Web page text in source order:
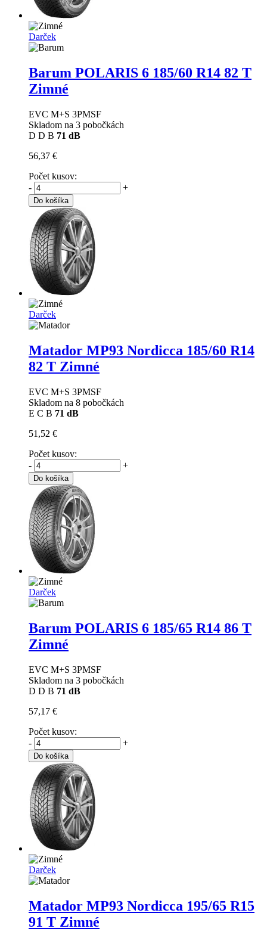
Darček
Barum POLARIS 6 185/60 R14 82 T
Zimné
EVC M+S 3PMSF
Skladom na 3 pobočkách
D D B 71 dB
56,37 €
Počet kusov:
-
+
Do košíka
Darček
Matador MP93 Nordicca 185/60 R14
82 T Zimné
EVC M+S 3PMSF
Skladom na 8 pobočkách
E C B 71 dB
51,52 €
Počet kusov:
-
+
Do košíka
Darček
Barum POLARIS 6 185/65 R14 86 T
Zimné
EVC M+S 3PMSF
Skladom na 3 pobočkách
D D B 71 dB
57,17 €
Počet kusov:
-
+
Do košíka
Darček
Matador MP93 Nordicca 195/65 R15
91 T Zimné